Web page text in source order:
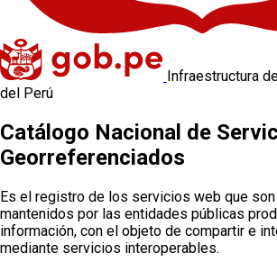
Infraestructura
del Perú
Catálogo Nacional de
Georreferenciados
Es el registro de los servicios web que
mantenidos por las entidades públicas
información, con el objeto de compartir e
mediante servicios interoperables.